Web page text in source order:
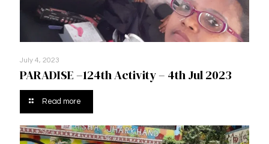
July 4, 2023
PARADISE –124th Activity – 4th Jul 2023
Read more